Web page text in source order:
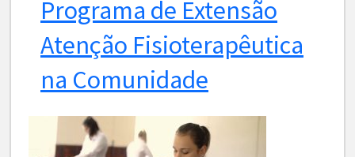
Programa de Extensão
Atenção Fisioterapêutica
na Comunidade